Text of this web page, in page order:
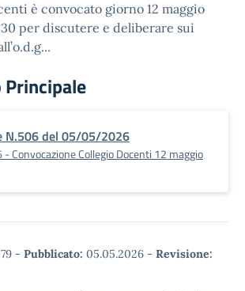
è convocato giorno 12 maggio
per discutere e deliberare sui
N.506 del 05/05/2026
- Convocazione Collegio Docenti 12 maggio
- Pubblicato: 05.05.2026 - Revisione: